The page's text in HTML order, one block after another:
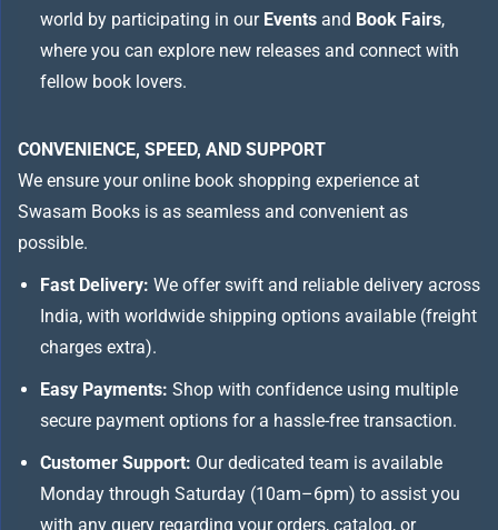
world by participating in our Events and Book Fairs,
where you can explore new releases and connect with
fellow book lovers.
CONVENIENCE, SPEED, AND SUPPORT
We ensure your online book shopping experience at
Swasam Books is as seamless and convenient as
possible.
Fast Delivery: We offer swift and reliable delivery across
India, with worldwide shipping options available (freight
charges extra).
Easy Payments: Shop with confidence using multiple
secure payment options for a hassle-free transaction.
Customer Support: Our dedicated team is available
Monday through Saturday (10am–6pm) to assist you
with any query regarding your orders, catalog, or